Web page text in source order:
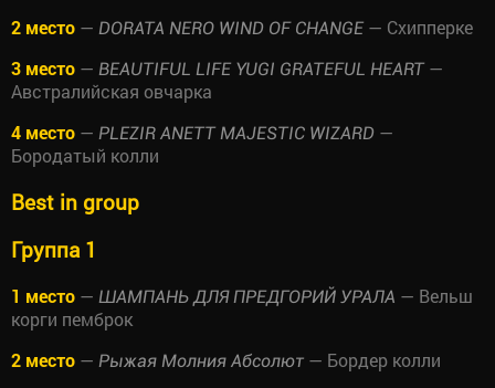
2 место — DORATA NERO WIND OF CHANGE — Схипперке
3 место — BEAUTIFUL LIFE YUGI GRATEFUL HEART—
Австралийская овчарка
4 место — PLEZIR ANETT MAJESTIC WIZARD —
Бородатый колли
Best in group
Группа 1
1 место — ШАМПАНЬ ДЛЯ ПРЕДГОРИЙ УРАЛА — Вельш
корги пемброк
2 место — Рыжая Молния Абсолют — Бордер колли